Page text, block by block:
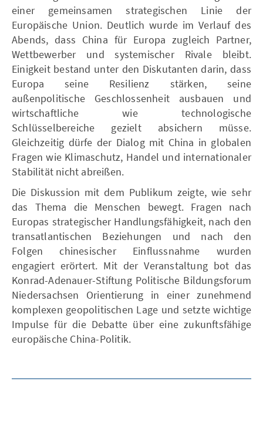
einer gemeinsamen strategischen Linie der
Europäische Union. Deutlich wurde im Verlauf des
Abends, dass China für Europa zugleich Partner,
Wettbewerber und systemischer Rivale bleibt.
Einigkeit bestand unter den Diskutanten darin, dass
Europa seine Resilienz stärken, seine
außenpolitische Geschlossenheit ausbauen und
wirtschaftliche wie technologische
Schlüsselbereiche gezielt absichern müsse.
Gleichzeitig dürfe der Dialog mit China in globalen
Fragen wie Klimaschutz, Handel und internationaler
Stabilität nicht abreißen.
Die Diskussion mit dem Publikum zeigte, wie sehr
das Thema die Menschen bewegt. Fragen nach
Europas strategischer Handlungsfähigkeit, nach den
transatlantischen Beziehungen und nach den
Folgen chinesischer Einflussnahme wurden
engagiert erörtert. Mit der Veranstaltung bot das
Konrad-Adenauer-Stiftung Politische Bildungsforum
Niedersachsen Orientierung in einer zunehmend
komplexen geopolitischen Lage und setzte wichtige
Impulse für die Debatte über eine zukunftsfähige
europäische China-Politik.